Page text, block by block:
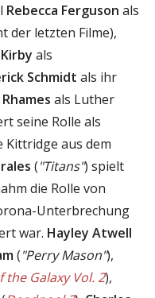
Rebecca Ferguson als
der letzten Filme),
als
Schmidt als ihr
als Luther
seine Rolle als
Kittridge aus dem
("Titans") spielt
die Rolle von
Unterbrechung
war. Hayley Atwell
("Perry Mason"),
the Galaxy Vol. 2),